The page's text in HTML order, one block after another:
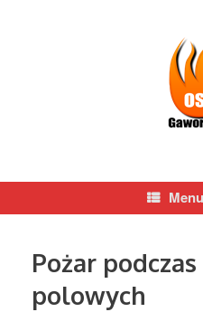
Menu
Pożar
polowych